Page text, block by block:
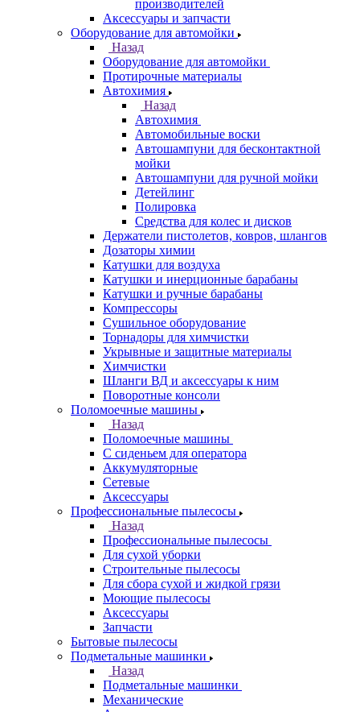
производителей
Аксессуары и запчасти
Оборудование для автомойки
Назад
Оборудование для автомойки
Протирочные материалы
Автохимия
Назад
Автохимия
Автомобильные воски
Автошампуни для бесконтактной
мойки
Автошампуни для ручной мойки
Детейлинг
Полировка
Средства для колес и дисков
Держатели пистолетов, ковров, шлангов
Дозаторы химии
Катушки для воздуха
Катушки и инерционные барабаны
Катушки и ручные барабаны
Компрессоры
Сушильное оборудование
Торнадоры для химчистки
Укрывные и защитные материалы
Химчистки
Шланги ВД и аксессуары к ним
Поворотные консоли
Поломоечные машины
Назад
Поломоечные машины
С сиденьем для оператора
Аккумуляторные
Сетевые
Аксессуары
Профессиональные пылесосы
Назад
Профессиональные пылесосы
Для сухой уборки
Строительные пылесосы
Для сбора сухой и жидкой грязи
Моющие пылесосы
Аксессуары
Запчасти
Бытовые пылесосы
Подметальные машинки
Назад
Подметальные машинки
Механические